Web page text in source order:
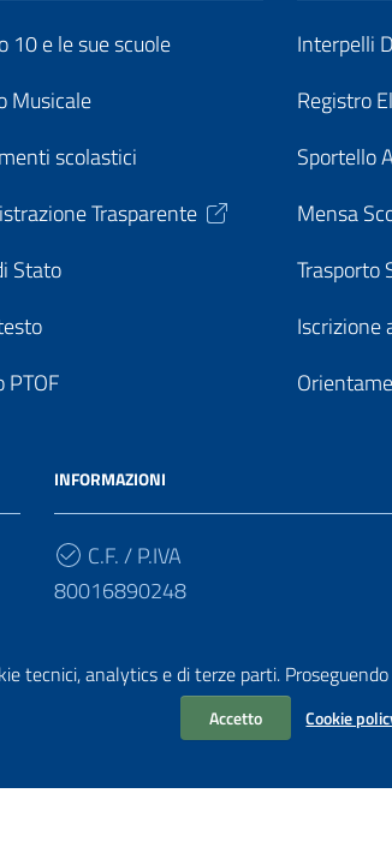
tecnici, analytics e di terze parti.
Accetto Cookie
10 e le sue scuole
Musicale
scolastici
Trasparente
Stato
PTOF
Interpelli
Registro
Sportello
Mensa
Trasporto
Iscrizione
INFORMAZIONI
C.F. / P.IVA
80016890248
UF7PF7